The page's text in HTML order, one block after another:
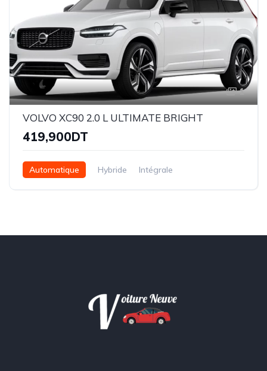
1
VOLVO XC90 2.0 L ULTIMATE BRIGHT
419,900DT
Automatique Hybride Intégrale